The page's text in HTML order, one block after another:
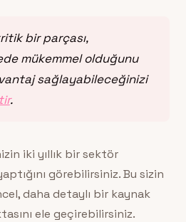
bir parçası,
mükemmel olduğunu
sağlayabileceğinizi
.
iki yıllık bir sektör
görebilirsiniz. Bu sizin
daha detaylı bir kaynak
ele geçirebilirsiniz.